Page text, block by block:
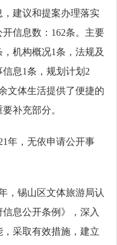
建议和提案办理落实
信息数： 162条。主要
，机构概况1条，法规及
信息1条，规划计划 2
文体生活提供了便捷的
补充部分。
年，无依申请公开事
，锡山区文体旅游局认
息公开条例》，深入
采取有效措施，建立